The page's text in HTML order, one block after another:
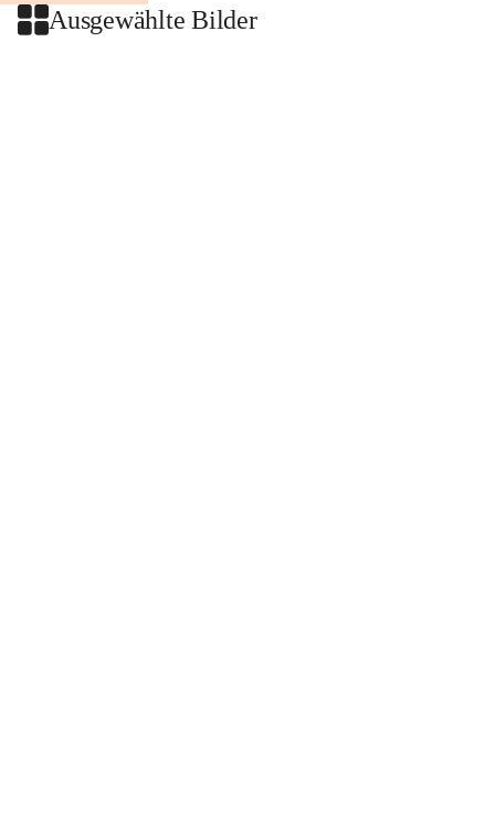
Ausgewählte Bilder